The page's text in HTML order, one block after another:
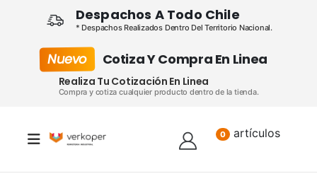
Despachos A Todo Chile
* Despachos Realizados Dentro Del Territorio Nacional.
Nuevo Cotiza Y Compra En Linea
Realiza Tu Cotización En Linea
Compra y cotiza cualquier producto dentro de la tienda.
0 artículos